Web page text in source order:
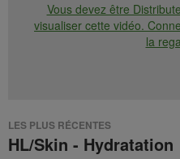
Vous devez être
visualiser cette vidéo.
la
LES PLUS RÉCENTES
HL/Skin - Hydratation